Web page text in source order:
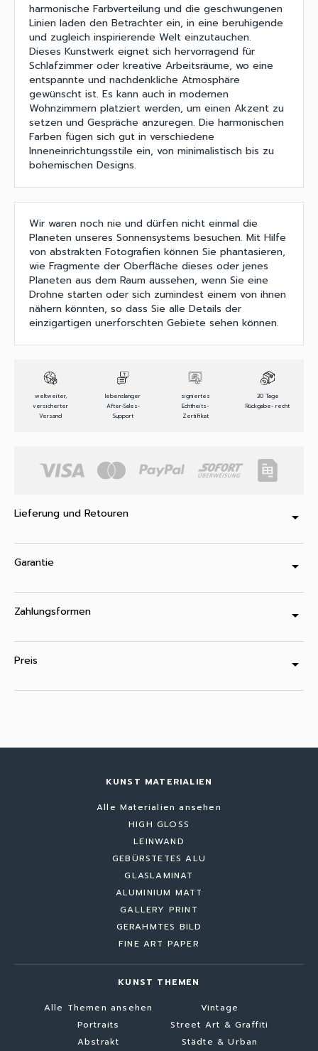
harmonische Farbverteilung und die geschwungenen
Linien laden den Betrachter ein, in eine beruhigende
und zugleich inspirierende Welt einzutauchen.
Dieses Kunstwerk eignet sich hervorragend für
Schlafzimmer oder kreative Arbeitsräume, wo eine
entspannte und nachdenkliche Atmosphäre
gewünscht ist. Es kann auch in modernen
Wohnzimmern platziert werden, um einen Akzent zu
setzen und Gespräche anzuregen. Die harmonischen
Farben fügen sich gut in verschiedene
Inneneinrichtungsstile ein, von minimalistisch bis zu
bohemischen Designs.
Wir waren noch nie und dürfen nicht einmal die
Planeten unseres Sonnensystems besuchen. Mit Hilfe
von abstrakten Fotografien können Sie phantasieren,
wie Fragmente der Oberfläche dieses oder jenes
Planeten aus dem Raum aussehen, wenn Sie eine
Drohne starten oder sich zumindest einem von ihnen
nähern könnten, so dass Sie alle Details der
einzigartigen unerforschten Gebiete sehen können.
weltweiter,
versicherter
Versand
lebenslanger
After-Sales-
Support
signiertes
Echtheits-
Zertifikat
30 Tage
Rückgabe- recht
Lieferung und Retouren arrow_drop_down
Garantie arrow_drop_down
Zahlungsformen arrow_drop_down
Preis arrow_drop_down
KUNST MATERIALIEN
Alle Materialien ansehen
HIGH GLOSS
LEINWAND
GEBÜRSTETES ALU
GLASLAMINAT
ALUMINIUM MATT
GALLERY PRINT
GERAHMTES BILD
FINE ART PAPER
KUNST THEMEN
Alle Themen ansehen
Portraits
Abstrakt
Vintage
Street Art & Graffiti
Städte & Urban